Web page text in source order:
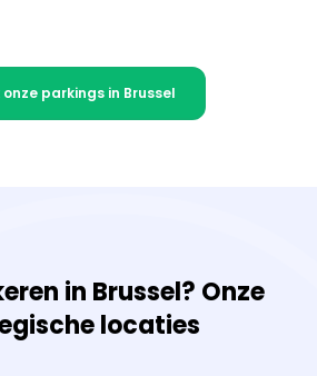
onze parkings in Brussel
in Brussel? Onze
locaties